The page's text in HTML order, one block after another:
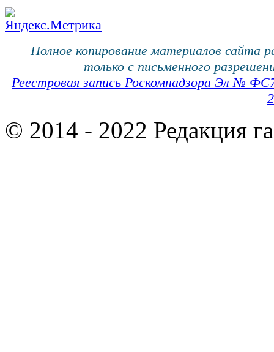
Полное копирование материалов сайта
только с письменного
Реестровая запись Роскомнадзора Эл №
© 2014 - 2022 Редакция